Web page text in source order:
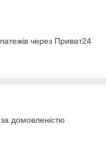
через Приват24
домовленістю